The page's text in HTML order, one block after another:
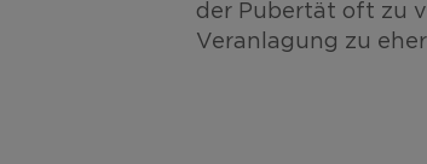
der Pubertät oft zu
Veranlagung zu